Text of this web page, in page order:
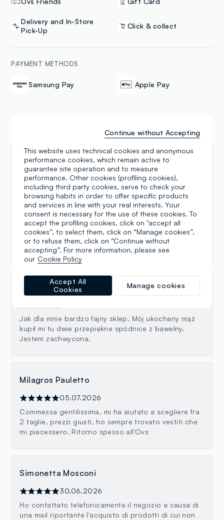
Delivery and In-Store
Pick-Up
Click & collect
PAYMENT METHODS
Samsung Pay Apple Pay
Alba Cobani
30.07.2026
Sono una cliente dal primo giorno dell' apertura in
centro, soprattutto per il reparto bambini. Negozio
pulito e ordinato. Per quanto riguarda il personale
finalmente una commessa sempre gentile e
sorridente oltre che professionale. Marie fa la
differenza!!!!
gosiaczek521
Jak dla mnie bardzo fajny sklep. Mój ukochany mąż
kupił mi tu dwie przepiękne spódnice z bawełny.
Jestem zachwycona.
Milagros Pauletto
05.07.2026
Commessa gentilissima, mi ha aiutato a scegliere fra
2 taglie, prezzi giusti, ho sempre trovato vestiti che
mi piacessero. Ritorno spesso all'Ovs
Simonetta Mosconi
30.06.2026
Ho contattato telefonicamente il negozio a causa di
una mail riportante l'acquisto di prodotti di cui non
This website uses technical cookies and anonymous
performance cookies, which remain active to
guarantee site operation and to measure
performance. Other cookies (profiling cookies),
including third party cookies, serve to check your
browsing habits in order to offer specific products
and services in line with your real interests. Your
consent is necessary for the use of these cookies. To
accept the profiling cookies, click on "accept all
cookies”, to select them, click on “Manage cookies”,
or to refuse them, click on “Continue without
accepting”. For more information, please see
our Cookie Policy
Manage cookies
Accept All
Cookies
Continue without Accepting